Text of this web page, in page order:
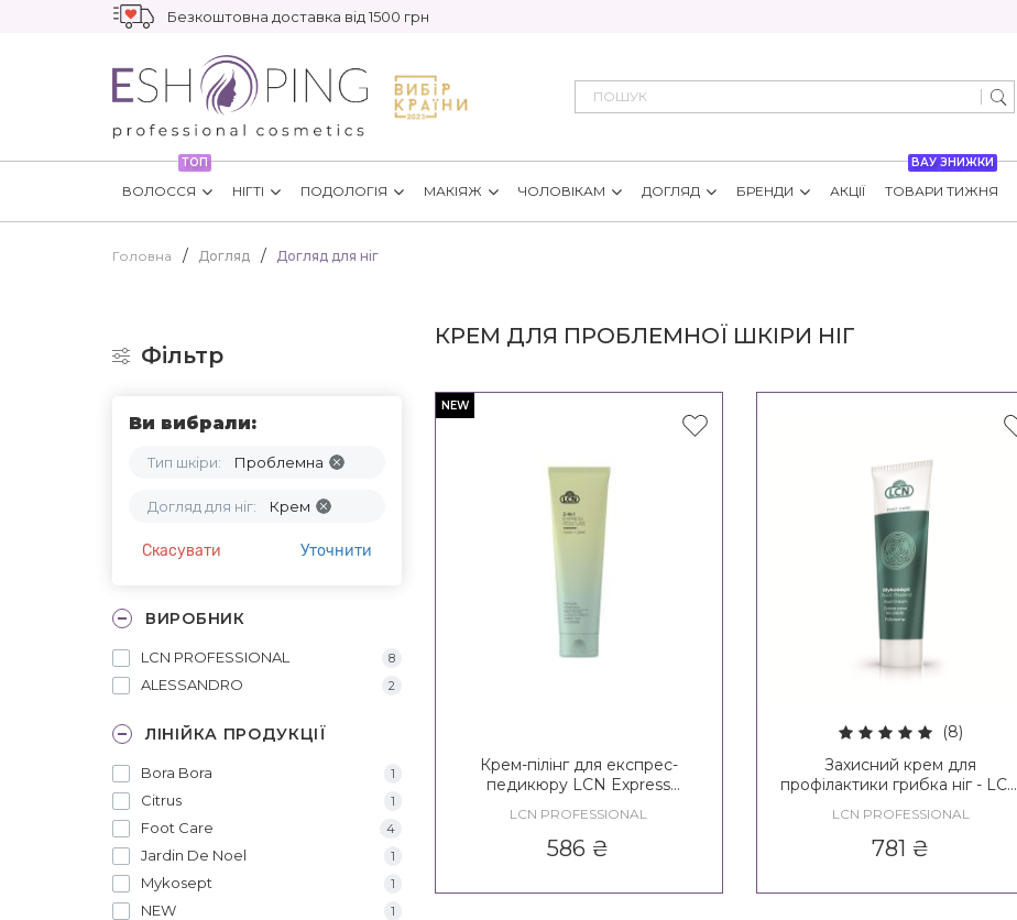
Безкоштовна доставка від 1500 грн
ТОП
ВОЛОССЯ НІГТІ ПОДОЛОГІЯ МАКІЯЖ ЧОЛОВІКАМ ДОГЛЯД БРЕНДИ АКЦІЇ
ВАУ ЗНИЖКИ
ТОВАРИ ТИЖНЯ
Головна Догляд Догляд для ніг
Фільтр
Ви вибрали:
Тип шкіри: Проблемна
Догляд для ніг: Крем
Скасувати Уточнити
ВИРОБНИК
LCN PROFESSIONAL 8
ALESSANDRO 2
ЛІНІЙКА ПРОДУКЦІЇ
Bora Bora 1
Citrus 1
Foot Care 4
Jardin De Noel 1
Mykosept 1
NEW 1
КРЕМ ДЛЯ ПРОБЛЕМНОЇ ШКІРИ НІГ
NEW
Крем-пілінг для експрес-
педикюру LCN Express
LCN PROFESSIONAL
586 ₴
(8)
Захисний крем для
профілактики грибка ніг - LCN
LCN PROFESSIONAL
781 ₴